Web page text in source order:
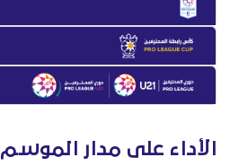
الأداء على مدار الموسم